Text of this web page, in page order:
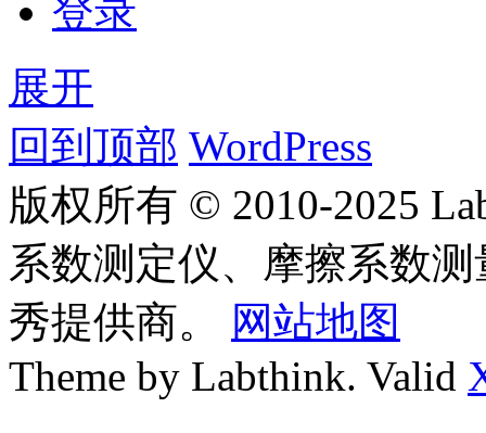
登录
展开
回到顶部 WordPress
版权所有 © 2010-2025
系数测定仪、摩擦系数
秀提供商。
网站地图
Theme by Labthink. Valid